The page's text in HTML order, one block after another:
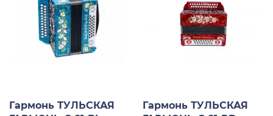
Гармонь ТУЛЬСКАЯ
Гармонь ТУЛЬСКАЯ